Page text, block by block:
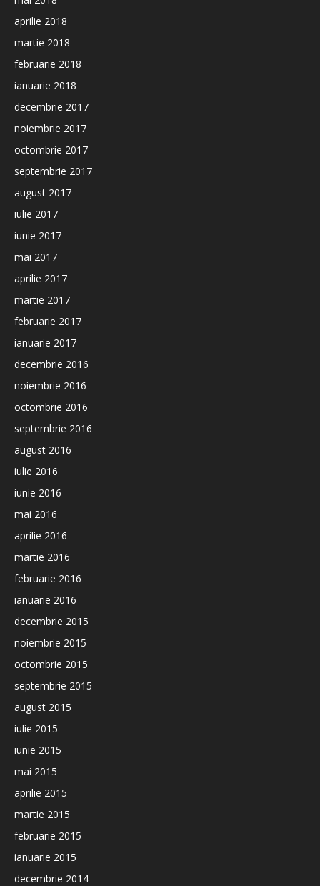
aprilie 2018
martie 2018
februarie 2018
ianuarie 2018
decembrie 2017
noiembrie 2017
octombrie 2017
septembrie 2017
august 2017
iulie 2017
iunie 2017
mai 2017
aprilie 2017
martie 2017
februarie 2017
ianuarie 2017
decembrie 2016
noiembrie 2016
octombrie 2016
septembrie 2016
august 2016
iulie 2016
iunie 2016
mai 2016
aprilie 2016
martie 2016
februarie 2016
ianuarie 2016
decembrie 2015
noiembrie 2015
octombrie 2015
septembrie 2015
august 2015
iulie 2015
iunie 2015
mai 2015
aprilie 2015
martie 2015
februarie 2015
ianuarie 2015
decembrie 2014